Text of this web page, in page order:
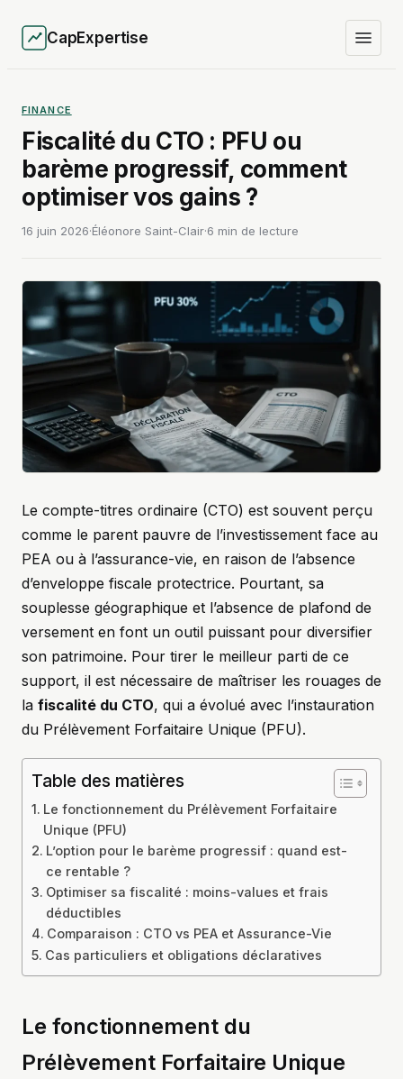
CapExpertise
FINANCE
Fiscalité du CTO : PFU ou
barème progressif, comment
optimiser vos gains ?
16 juin 2026·Éléonore Saint-Clair·6 min de lecture
Le compte-titres ordinaire (CTO) est souvent perçu
comme le parent pauvre de l’investissement face au
PEA ou à l’assurance-vie, en raison de l’absence
d’enveloppe fiscale protectrice. Pourtant, sa
souplesse géographique et l’absence de plafond de
versement en font un outil puissant pour diversifier
son patrimoine. Pour tirer le meilleur parti de ce
support, il est nécessaire de maîtriser les rouages de
la fiscalité du CTO, qui a évolué avec l’instauration
du Prélèvement Forfaitaire Unique (PFU).
Table des matières
Le fonctionnement du Prélèvement Forfaitaire
Unique (PFU)
L’option pour le barème progressif : quand est-
ce rentable ?
Optimiser sa fiscalité : moins-values et frais
déductibles
Comparaison : CTO vs PEA et Assurance-Vie
Cas particuliers et obligations déclaratives
Le fonctionnement du
Prélèvement Forfaitaire Unique